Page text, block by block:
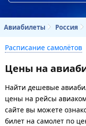
Авиабилеты Россия
Расписание самолётов
Цены на
Найти дешевые
цены на рейсы
сайте вы можете
билет на самолет по